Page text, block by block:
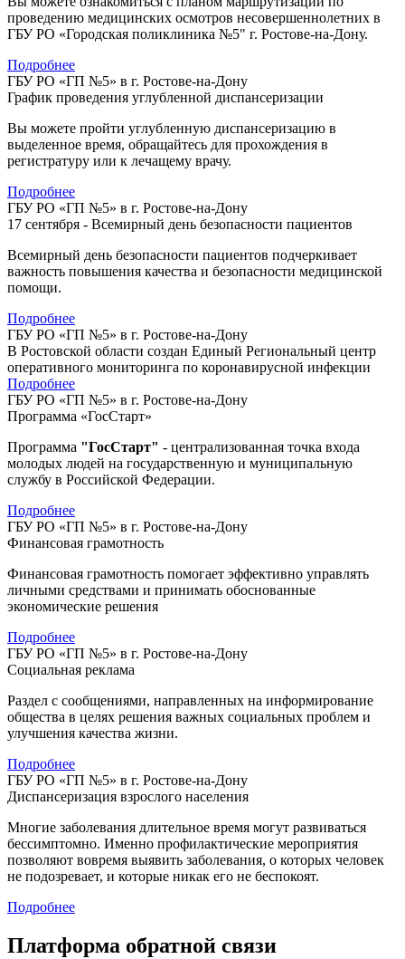
проведению медицинских осмотров несовершеннолетних в
ГБУ РО «Городская поликлиника №5" г. Ростове-на-Дону.
Подробнее
ГБУ РО «ГП №5» в г. Ростове-на-Дону
График проведения углубленной диспансеризации
Вы можете пройти углубленную диспансеризацию в
выделенное время, обращайтесь для прохождения в
регистратуру или к лечащему врачу.
Подробнее
ГБУ РО «ГП №5» в г. Ростове-на-Дону
17 сентября - Всемирный день безопасности пациентов
Всемирный день безопасности пациентов подчеркивает
важность повышения качества и безопасности медицинской
помощи.
Подробнее
ГБУ РО «ГП №5» в г. Ростове-на-Дону
В Ростовской области создан Единый Региональный центр
оперативного мониторинга по коронавирусной инфекции
Подробнее
ГБУ РО «ГП №5» в г. Ростове-на-Дону
Программа «ГосСтарт»
Программа "ГосСтарт" - централизованная точка входа
молодых людей на государственную и муниципальную
службу в Российской Федерации.
Подробнее
ГБУ РО «ГП №5» в г. Ростове-на-Дону
Финансовая грамотность
Финансовая грамотность помогает эффективно управлять
личными средствами и принимать обоснованные
экономические решения
Подробнее
ГБУ РО «ГП №5» в г. Ростове-на-Дону
Социальная реклама
Раздел с сообщениями, направленных на информирование
общества в целях решения важных социальных проблем и
улучшения качества жизни.
Подробнее
ГБУ РО «ГП №5» в г. Ростове-на-Дону
Диспансеризация взрослого населения
Многие заболевания длительное время могут развиваться
бессимптомно. Именно профилактические мероприятия
позволяют вовремя выявить заболевания, о которых человек
не подозревает, и которые никак его не беспокоят.
Подробнее
Платформа обратной связи